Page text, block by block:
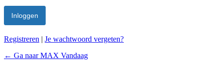
Registreren | Je wachtwoord vergeten?
← Ga naar MAX Vandaag